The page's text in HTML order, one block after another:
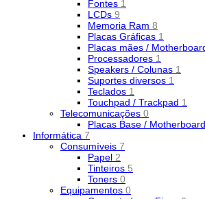
Fontes 1
LCDs 9
Memoria Ram 8
Placas Gráficas 1
Placas mães /
Processadores 1
Speakers / Colunas 1
Suportes diversos 1
Teclados 1
Touchpad / Trackpad 1
Telecomunicações 0
Placas Base /
Informática 7
Consumíveis 7
Papel 2
Tinteiros 5
Toners 0
Equipamentos 0